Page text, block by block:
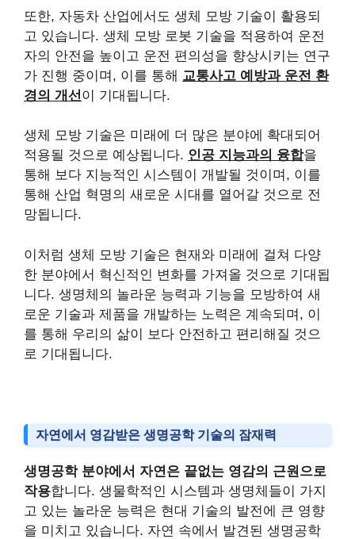
또한, 자동차 산업에서도 생체 모방 기술이 활용되
고 있습니다. 생체 모방 로봇 기술을 적용하여 운전
자의 안전을 높이고 운전 편의성을 향상시키는 연구
가 진행 중이며, 이를 통해 교통사고 예방과 운전 환
경의 개선 이 기대됩니다.
생체 모방 기술은 미래에 더 많은 분야에 확대되어
적용될 것으로 예상됩니다. 인공 지능과의 융합을
통해 보다 지능적인 시스템이 개발될 것이며, 이를
통해 산업 혁명의 새로운 시대를 열어갈 것으로 전
망됩니다.
이처럼 생체 모방 기술은 현재와 미래에 걸쳐 다양
한 분야에서 혁신적인 변화를 가져올 것으로 기대됩
니다. 생명체의 놀라운 능력과 기능을 모방하여 새
로운 기술과 제품을 개발하는 노력은 계속되며, 이
를 통해 우리의 삶이 보다 안전하고 편리해질 것으
로 기대됩니다.
자연에서 영감받은 생명공학 기술의 잠재력
생명공학 분야에서 자연은 끝없는 영감의 근원으로
작용합니다. 생물학적인 시스템과 생명체들이 가지
고 있는 놀라운 능력은 현대 기술의 발전에 큰 영향
을 미치고 있습니다. 자연 속에서 발견된 생명공학